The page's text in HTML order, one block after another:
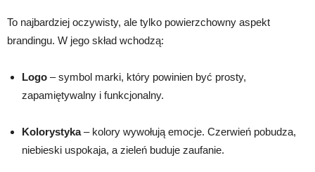
To najbardziej oczywisty, ale tylko powierzchowny aspekt
brandingu. W jego skład wchodzą:
Logo – symbol marki, który powinien być prosty,
zapamiętywalny i funkcjonalny.
Kolorystyka– kolory wywołują emocje. Czerwień pobudza,
niebieski uspokaja, a zieleń buduje zaufanie.